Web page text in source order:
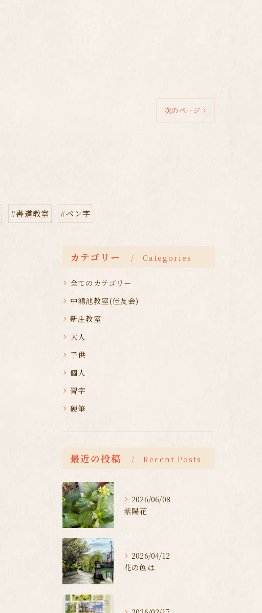
次のページ >
#書道教室 #ペン字
カテゴリー Categories
全てのカテゴリー
中鴻池教室(佳友会)
新庄教室
大人
子供
個人
習字
硬筆
最近の投稿 Recent Posts
2026/06/08
紫陽花
2026/04/12
花の色は